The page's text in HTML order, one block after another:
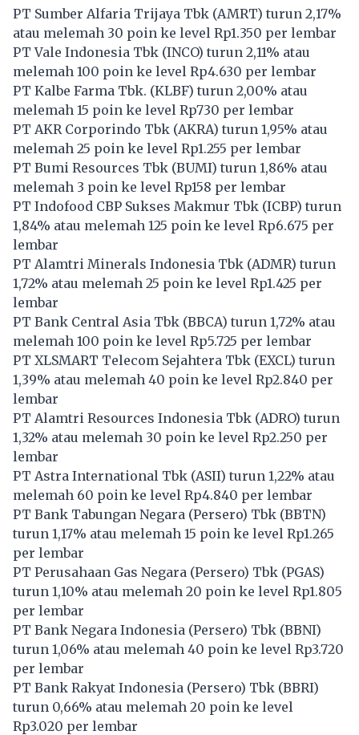
PT Sumber Alfaria Trijaya Tbk (AMRT) turun 2,17%
atau melemah 30 poin ke level Rp1.350 per lembar
PT Vale Indonesia Tbk (INCO) turun 2,11% atau
melemah 100 poin ke level Rp4.630 per lembar
PT Kalbe Farma Tbk. (KLBF) turun 2,00% atau
melemah 15 poin ke level Rp730 per lembar
PT AKR Corporindo Tbk (AKRA) turun 1,95% atau
melemah 25 poin ke level Rp1.255 per lembar
PT Bumi Resources Tbk (BUMI) turun 1,86% atau
melemah 3 poin ke level Rp158 per lembar
PT Indofood CBP Sukses Makmur Tbk (ICBP) turun
1,84% atau melemah 125 poin ke level Rp6.675 per
lembar
PT Alamtri Minerals Indonesia Tbk (ADMR) turun
1,72% atau melemah 25 poin ke level Rp1.425 per
lembar
PT Bank Central Asia Tbk (BBCA) turun 1,72% atau
melemah 100 poin ke level Rp5.725 per lembar
PT XLSMART Telecom Sejahtera Tbk (EXCL) turun
1,39% atau melemah 40 poin ke level Rp2.840 per
lembar
PT Alamtri Resources Indonesia Tbk (ADRO) turun
1,32% atau melemah 30 poin ke level Rp2.250 per
lembar
PT Astra International Tbk (ASII) turun 1,22% atau
melemah 60 poin ke level Rp4.840 per lembar
PT Bank Tabungan Negara (Persero) Tbk (BBTN)
turun 1,17% atau melemah 15 poin ke level Rp1.265
per lembar
PT Perusahaan Gas Negara (Persero) Tbk (PGAS)
turun 1,10% atau melemah 20 poin ke level Rp1.805
per lembar
PT Bank Negara Indonesia (Persero) Tbk (BBNI)
turun 1,06% atau melemah 40 poin ke level Rp3.720
per lembar
PT Bank Rakyat Indonesia (Persero) Tbk (BBRI)
turun 0,66% atau melemah 20 poin ke level
Rp3.020 per lembar